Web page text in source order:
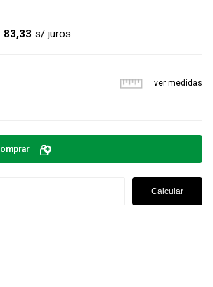
83,33
ver medidas
Calcular